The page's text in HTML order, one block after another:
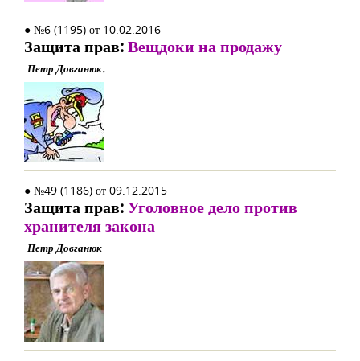
● №6 (1195) от 10.02.2016
Защита прав:Вещдоки на продажу
Петр Довганюк.
● №49 (1186) от 09.12.2015
Защита прав:Уголовное дело против
хранителя закона
Петр Довганюк